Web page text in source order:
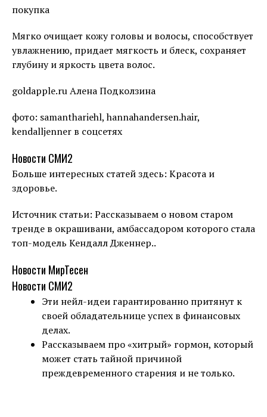
покупка
Мягко очищает кожу головы и волосы, способствует
увлажнению, придает мягкость и блеск, сохраняет
глубину и яркость цвета волос.
goldapple.ru Алена Подколзина
фото: samanthariehl, hannahandersen.hair,
kendalljenner в соцсетях
Новости СМИ2
Больше интересных статей здесь: Красота и
здоровье.
Источник статьи: Рассказываем о новом старом
тренде в окрашивани, амбассадором которого стала
топ-модель Кендалл Дженнер..
Новости МирТесен
Новости СМИ2
Эти нейл-идеи гарантированно притянут к
своей обладательнице успех в финансовых
делах.
Рассказываем про «хитрый» гормон, который
может стать тайной причиной
преждевременного старения и не только.